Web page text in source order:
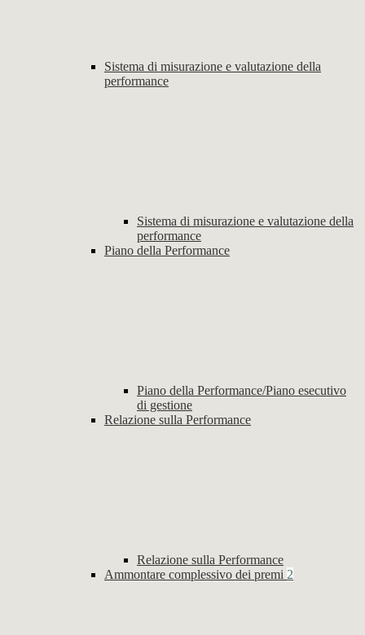
Sistema di misurazione e valutazione della
performance
Sistema di misurazione e valutazione della
performance
Piano della Performance
Piano della Performance/Piano esecutivo
di gestione
Relazione sulla Performance
Relazione sulla Performance
Ammontare complessivo dei premi 2